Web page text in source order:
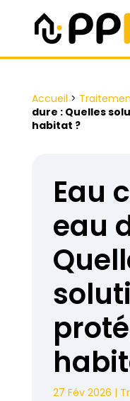
Accueil >
dure : Quelles
habitat ?
Eau
eau
27 Fév 2026 |